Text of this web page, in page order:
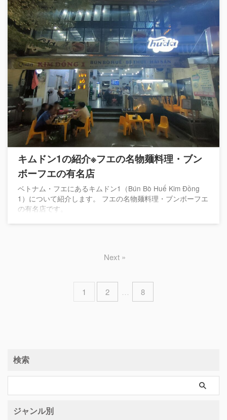
キムドン1の紹介※フエの名物麺料理・ブン
ボーフエの有名店
ベトナム・フエにあるキムドン1（Bún Bò Huế Kim Đồng
1）について紹介します。 フエの名物麺料理・ブンボーフエ
の有名店です。
1 2 … 8
Next »
検索
ジャンル別